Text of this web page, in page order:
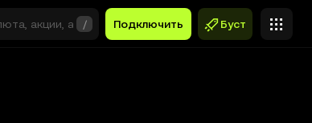
/ Подключить Буст